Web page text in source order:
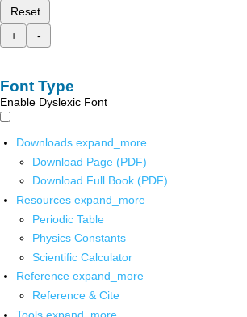
Reset
+
-
Font Type
Enable Dyslexic Font
Downloads expand_more
Download Page (PDF)
Download Full Book (PDF)
Resources expand_more
Periodic Table
Physics Constants
Scientific Calculator
Reference expand_more
Reference & Cite
Tools expand_more